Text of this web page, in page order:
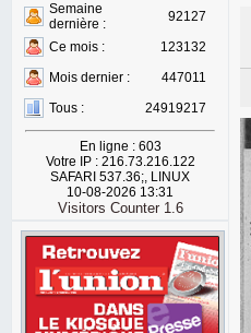
Semaine
dernière :
92127
Ce mois :
123132
Mois dernier :
447011
Tous :
24919217
En ligne : 603
Votre IP : 216.73.216.122
SAFARI 537.36;, LINUX
10-08-2026 13:31
Visitors Counter 1.6